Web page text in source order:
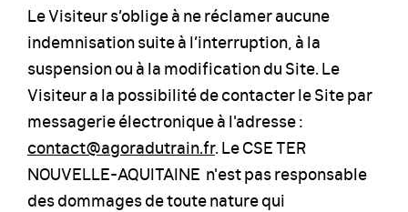
Le Visiteur s’oblige à ne réclamer aucune
indemnisation suite à l’interruption, à la
suspension ou à la modification du Site. Le
Visiteur a la possibilité de contacter le Site par
messagerie électronique à l'adresse :
contact@agoradutrain.fr. Le CSE TER
NOUVELLE-AQUITAINE n'est pas responsable
des dommages de toute nature qui